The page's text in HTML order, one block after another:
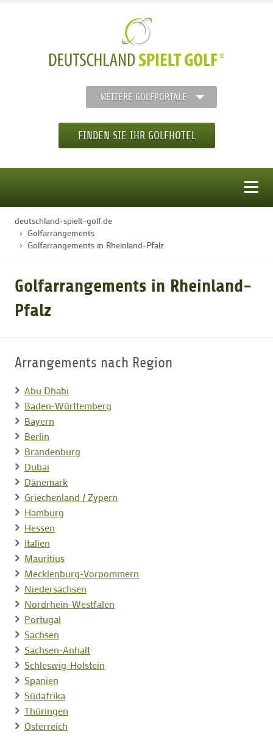
WEITERE GOLFPORTALE
FINDEN SIE IHR GOLFHOTEL
STARTSEITE
GOLFARRANGEMENTS
GOLF & WOMO
MALLORCA GOLFWOCHE
GOLF NEWS
deutschland-spielt-golf.de
Golfarrangements
Golfarrangements in Rheinland-Pfalz
Golfarrangements in Rheinland-
Pfalz
Arrangements nach Region
Abu Dhabi
Baden-Württemberg
Bayern
Berlin
Brandenburg
Dubai
Dänemark
Griechenland / Zypern
Hamburg
Hessen
Italien
Mauritius
Mecklenburg-Vorpommern
Niedersachsen
Nordrhein-Westfalen
Portugal
Sachsen
Sachsen-Anhalt
Schleswig-Holstein
Spanien
Südafrika
Thüringen
Österreich